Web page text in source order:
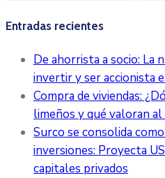
Entradas recientes
De ahorrista a socio: La
invertir y ser accionista
Compra de viviendas:
limeños y qué valoran
Surco se consolida
inversiones: Proyecta
capitales privados